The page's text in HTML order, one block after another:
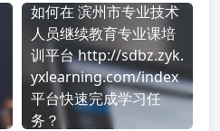
如何在 滨州市专业技术
人员继续教育专业课培
训平台 http://sdbz.zyk.
yxlearning.com/index
平台快速完成学习任
务？